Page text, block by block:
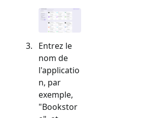
Entrez le
nom de
l'applicatio
n, par
exemple,
"Bookstor